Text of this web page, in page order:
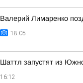
Валерий Лимаренко
18:05
Шаттл запустят из
16:12